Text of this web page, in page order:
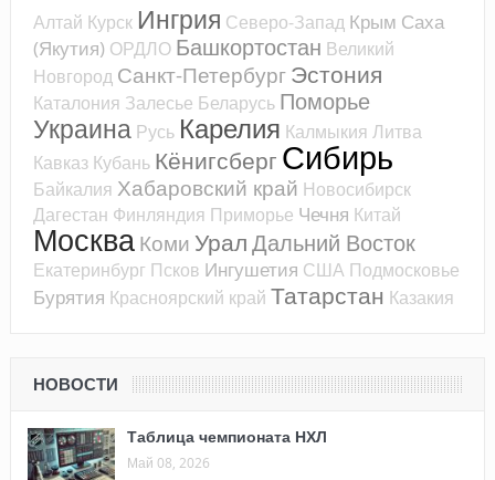
Алтай Курск Ингрия Северо-Запад Крым Саха
(Якутия) ОРДЛО Башкортостан Великий
Новгород Санкт-Петербург Эстония
Каталония Залесье Беларусь Поморье
Украина Русь Карелия Калмыкия Литва
Кавказ Кубань Кёнигсберг Сибирь
Байкалия Хабаровский край Новосибирск
Дагестан Финляндия Приморье Чечня Китай
Москва Коми УралДальний Восток
Екатеринбург Псков Ингушетия США Подмосковье
Бурятия Красноярский край Татарстан Казакия
НОВОСТИ
Таблица чемпионата НХЛ
Май 08, 2026